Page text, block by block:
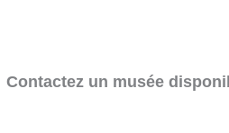
Contactez un musée